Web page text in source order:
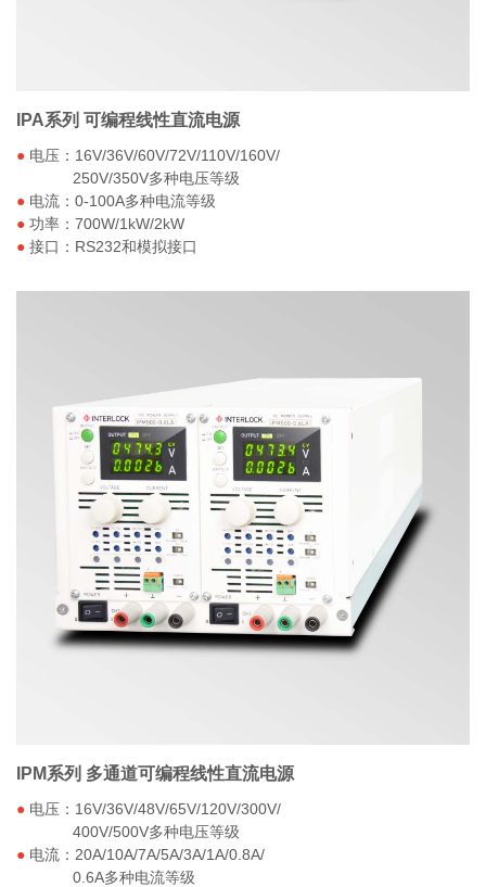
IPA系列 可编程线性直流电源
● 电压：16V/36V/60V/72V/110V/160V/
250V/350V多种电压等级
● 电流：0-100A多种电流等级
● 功率：700W/1kW/2kW
● 接口：RS232和模拟接口
IPM系列 多通道可编程线性直流电源
IPM系列 多通道可编程线性直流电源
● 电压：16V/36V/48V/65V/120V/300V/
400V/500V多种电压等级
● 电流：20A/10A/7A/5A/3A/1A/0.8A/
0.6A多种电流等级